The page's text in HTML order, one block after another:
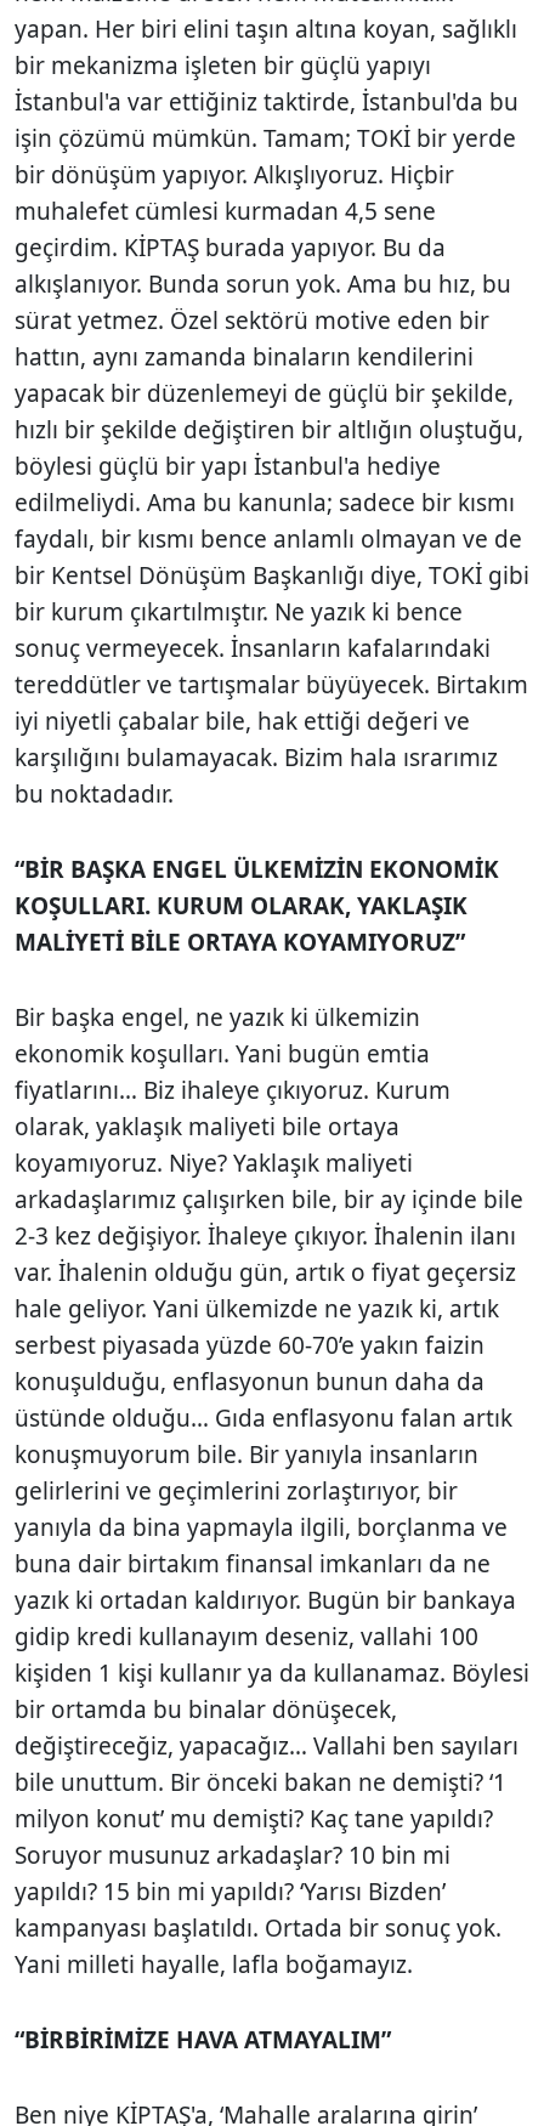
yapan. Her biri elini taşın altına koyan, sağlıklı
bir mekanizma işleten bir güçlü yapıyı
İstanbul'a var ettiğiniz taktirde, İstanbul'da bu
işin çözümü mümkün. Tamam; TOKİ bir yerde
bir dönüşüm yapıyor. Alkışlıyoruz. Hiçbir
muhalefet cümlesi kurmadan 4,5 sene
geçirdim. KİPTAŞ burada yapıyor. Bu da
alkışlanıyor. Bunda sorun yok. Ama bu hız, bu
sürat yetmez. Özel sektörü motive eden bir
hattın, aynı zamanda binaların kendilerini
yapacak bir düzenlemeyi de güçlü bir şekilde,
hızlı bir şekilde değiştiren bir altlığın oluştuğu,
böylesi güçlü bir yapı İstanbul'a hediye
edilmeliydi. Ama bu kanunla; sadece bir kısmı
faydalı, bir kısmı bence anlamlı olmayan ve de
bir Kentsel Dönüşüm Başkanlığı diye, TOKİ gibi
bir kurum çıkartılmıştır. Ne yazık ki bence
sonuç vermeyecek. İnsanların kafalarındaki
tereddütler ve tartışmalar büyüyecek. Birtakım
iyi niyetli çabalar bile, hak ettiği değeri ve
karşılığını bulamayacak. Bizim hala ısrarımız
bu noktadadır.
“BİR BAŞKA ENGEL ÜLKEMİZİN EKONOMİK
KOŞULLARI. KURUM OLARAK, YAKLAŞIK
MALİYETİ BİLE ORTAYA KOYAMIYORUZ”
Bir başka engel, ne yazık ki ülkemizin
ekonomik koşulları. Yani bugün emtia
fiyatlarını… Biz ihaleye çıkıyoruz. Kurum
olarak, yaklaşık maliyeti bile ortaya
koyamıyoruz. Niye? Yaklaşık maliyeti
arkadaşlarımız çalışırken bile, bir ay içinde bile
2-3 kez değişiyor. İhaleye çıkıyor. İhalenin ilanı
var. İhalenin olduğu gün, artık o fiyat geçersiz
hale geliyor. Yani ülkemizde ne yazık ki, artık
serbest piyasada yüzde 60-70’e yakın faizin
konuşulduğu, enflasyonun bunun daha da
üstünde olduğu… Gıda enflasyonu falan artık
konuşmuyorum bile. Bir yanıyla insanların
gelirlerini ve geçimlerini zorlaştırıyor, bir
yanıyla da bina yapmayla ilgili, borçlanma ve
buna dair birtakım finansal imkanları da ne
yazık ki ortadan kaldırıyor. Bugün bir bankaya
gidip kredi kullanayım deseniz, vallahi 100
kişiden 1 kişi kullanır ya da kullanamaz. Böylesi
bir ortamda bu binalar dönüşecek,
değiştireceğiz, yapacağız… Vallahi ben sayıları
bile unuttum. Bir önceki bakan ne demişti? ‘1
milyon konut’ mu demişti? Kaç tane yapıldı?
Soruyor musunuz arkadaşlar? 10 bin mi
yapıldı? 15 bin mi yapıldı? ‘Yarısı Bizden’
kampanyası başlatıldı. Ortada bir sonuç yok.
Yani milleti hayalle, lafla boğamayız.
“BİRBİRİMİZE HAVA ATMAYALIM”
Ben niye KİPTAŞ'a, ‘Mahalle aralarına girin’